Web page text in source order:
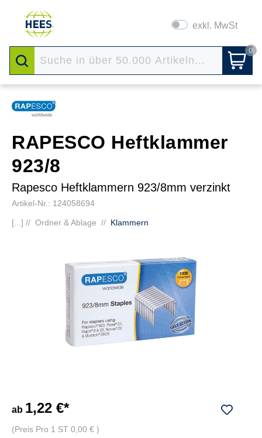
exkl. MwSt
0
RAPESCO Heftklammer
923/8
Rapesco Heftklammern 923/8mm verzinkt
Artikel-Nr.: 124058694
[...] // Ordner & Ablage // Klammern
ab 1,22 €*
(Preis Pro 1 ST 0,00 € )